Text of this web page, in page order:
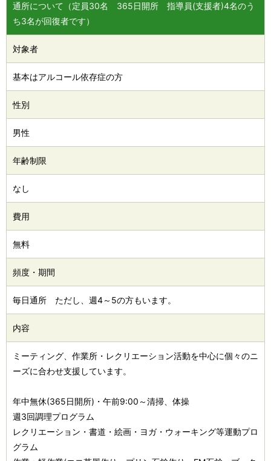
通所について（定員30名 365日開所 指導員(支援者)4名のう
ち3名が回復者です）
対象者
基本はアルコール依存症の方
性別
男性
年齢制限
なし
費用
無料
頻度・期間
毎日通所 ただし、週4～5の方もいます。
内容
ミーティング、作業所・レクリエーション活動を中心に個々のニ
ーズに合わせ支援しています。
年中無休(365日開所)・午前9:00～清掃、体操
週3回調理プログラム
レクリエーション・書道・絵画・ヨガ・ウォーキング等運動プロ
グラム